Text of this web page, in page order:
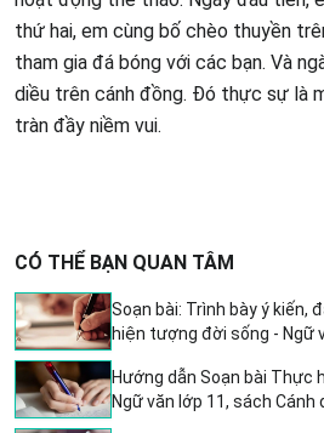
thứ hai, em cùng bố chèo thuyền
tham gia đá bóng với các bạn. Và
diều trên cánh đồng. Đó thực sự là
tràn đầy niềm vui.
CÓ THỂ BẠN QUAN TÂM
Soạn bài: Trình bày ý kiến,
hiện tượng đời sống - Ngữ
Hướng dẫn Soạn bài Thực
Ngữ văn lớp 11, sách Cánh